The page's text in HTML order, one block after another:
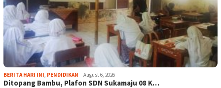
BERITA HARI INI PENDIDIKAN August 6, 2026
Ditopang Bambu, Plafon SDN Sukamaju 08 K…